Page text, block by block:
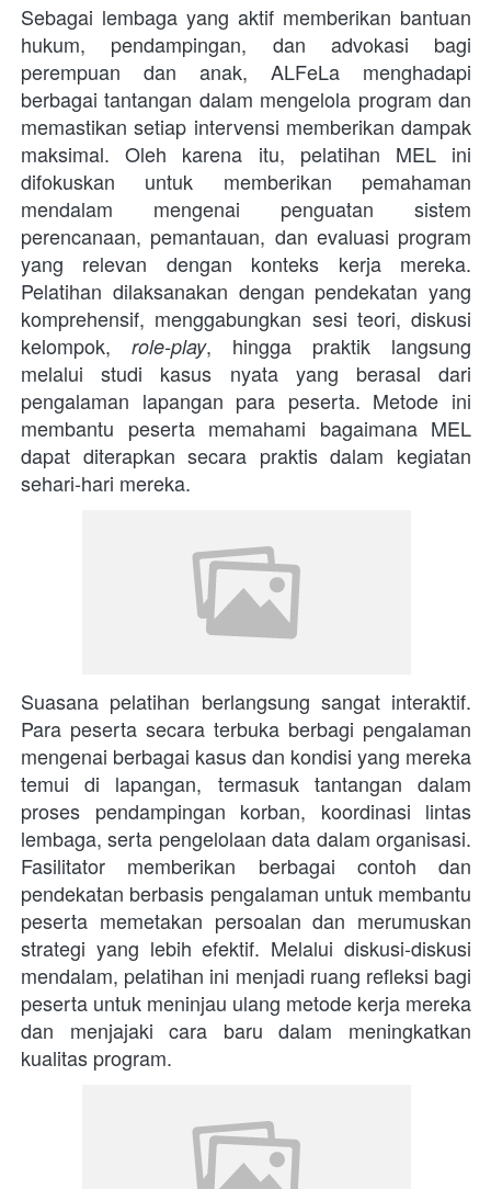
Sebagai lembaga yang aktif memberikan bantuan
hukum, pendampingan, dan advokasi bagi
perempuan dan anak, ALFeLa menghadapi
berbagai tantangan dalam mengelola program dan
memastikan setiap intervensi memberikan dampak
maksimal. Oleh karena itu, pelatihan MEL ini
difokuskan untuk memberikan pemahaman
mendalam mengenai penguatan sistem
perencanaan, pemantauan, dan evaluasi program
yang relevan dengan konteks kerja mereka.
Pelatihan dilaksanakan dengan pendekatan yang
komprehensif, menggabungkan sesi teori, diskusi
kelompok, role-play, hingga praktik langsung
melalui studi kasus nyata yang berasal dari
pengalaman lapangan para peserta. Metode ini
membantu peserta memahami bagaimana MEL
dapat diterapkan secara praktis dalam kegiatan
sehari-hari mereka.
Suasana pelatihan berlangsung sangat interaktif.
Para peserta secara terbuka berbagi pengalaman
mengenai berbagai kasus dan kondisi yang mereka
temui di lapangan, termasuk tantangan dalam
proses pendampingan korban, koordinasi lintas
lembaga, serta pengelolaan data dalam organisasi.
Fasilitator memberikan berbagai contoh dan
pendekatan berbasis pengalaman untuk membantu
peserta memetakan persoalan dan merumuskan
strategi yang lebih efektif. Melalui diskusi-diskusi
mendalam, pelatihan ini menjadi ruang refleksi bagi
peserta untuk meninjau ulang metode kerja mereka
dan menjajaki cara baru dalam meningkatkan
kualitas program.